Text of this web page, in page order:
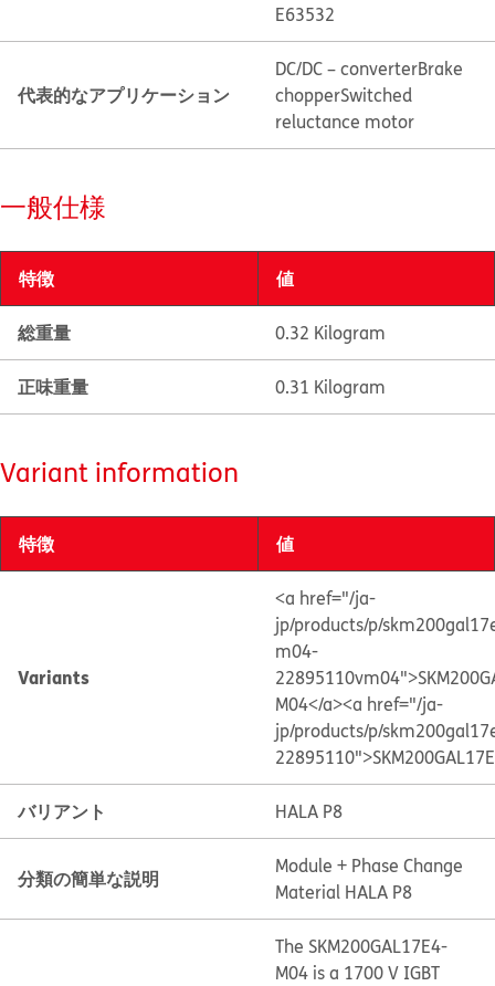
E63532
代表的なアプリケーション
DC/DC – converterBrake
chopperSwitched
reluctance motor
一般仕様
特徴 値
総重量 0.32 Kilogram
正味重量 0.31 Kilogram
Variant information
特徴 値
Variants
<a href="/ja-
jp/products/p/
m04-
M04</a><a href="/ja-
jp/products/p/
バリアント HALA P8
分類の簡単な説明
Module + Phase Change
Material HALA P8
The SKM200GAL17E4-
M04 is a 1700 V IGBT